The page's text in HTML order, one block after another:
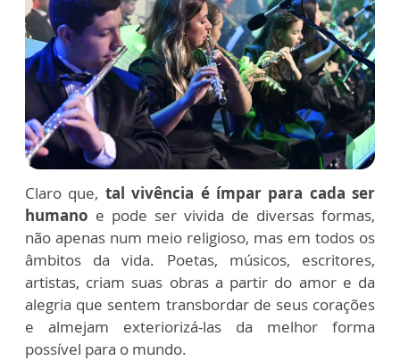
Claro que, tal vivência é ímpar para cada ser
humano e pode ser vivida de diversas formas,
não apenas num meio religioso, mas em todos os
âmbitos da vida. Poetas, músicos, escritores,
artistas, criam suas obras a partir do amor e da
alegria que sentem transbordar de seus corações
e almejam exteriorizá-las da melhor forma
possível para o mundo.